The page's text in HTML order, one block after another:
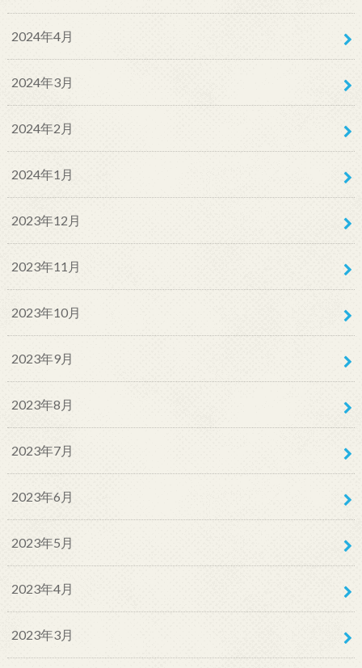
2024年4月
2024年3月
2024年2月
2024年1月
2023年12月
2023年11月
2023年10月
2023年9月
2023年8月
2023年7月
2023年6月
2023年5月
2023年4月
2023年3月